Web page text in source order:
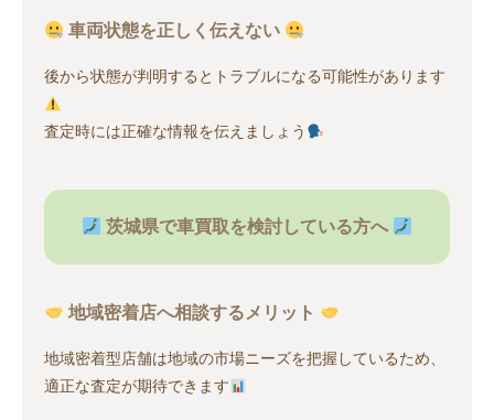
車両状態を正しく伝えない
後から状態が判明するとトラブルになる可能性があります
査定時には正確な情報を伝えましょう
茨城県で車買取を検討している方へ
地域密着店へ相談するメリット
地域密着型店舗は地域の市場ニーズを把握しているため、
適正な査定が期待できます